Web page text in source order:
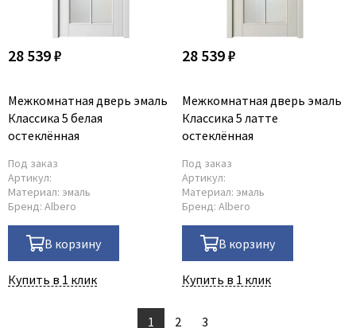
28 539 ₽
Межкомнатная дверь эмаль
Классика 5 белая
остеклённая
Под заказ
Артикул:
Материал: эмаль
Бренд: Albero
В корзину
Купить в 1 клик
28 539 ₽
Межкомнатная дверь эмаль
Классика 5 латте
остеклённая
Под заказ
Артикул:
Материал: эмаль
Бренд: Albero
В корзину
Купить в 1 клик
1 2 3